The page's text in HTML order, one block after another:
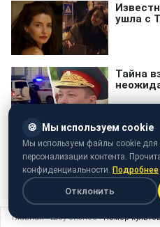
телефонный трафик
Главная › Шоу бизнес › Помер
🍪 Мы используем cookie
Мы используем файлы cookie для
персонализации контента.
конфиденциальности. Подробнее
Отклонить